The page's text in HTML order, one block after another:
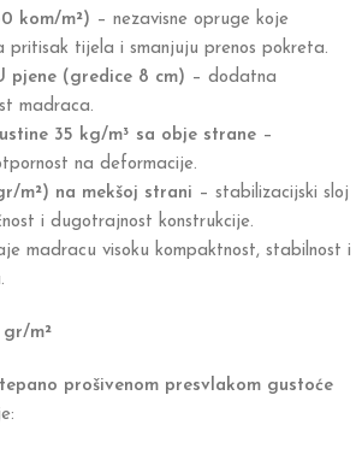
kom/m²) – nezavisne opruge koje
pritisak tijela i smanjuju prenos pokreta.
pjene (gredice 8 cm) – dodatna
madraca.
35 kg/m³ sa obje strane –
na deformacije.
m²) na mekšoj strani – stabilizacijski sloj
i dugotrajnost konstrukcije.
madracu visoku kompaktnost, stabilnost i
m²
prošivenom presvlakom gustoće